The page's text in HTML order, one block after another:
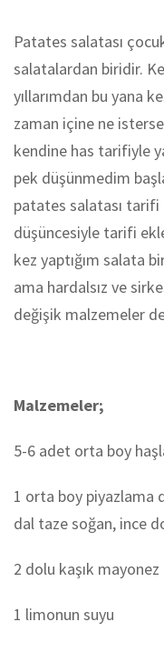
Patates salatası
salatalardan biridir.
yıllarımdan bu yana
zaman içine ne
kendine has tarifiyle
pek düşünmedim
patates salatası
düşüncesiyle tarifi
kez yaptığım salata
ama hardalsız ve
değişik malzemeler
Malzemeler;
5-6 adet orta boy
1 orta boy piyazlama
dal taze soğan, ince
2 dolu kaşık mayonez
1 limonun suyu